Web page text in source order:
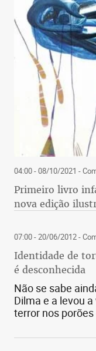
04:00 - 08/10/2021 -
Primeiro livro
nova edição
07:00 - 20/06/2012-
Identidade de
é desconhecida
Não se sabe
Dilma e a levou
terror nos